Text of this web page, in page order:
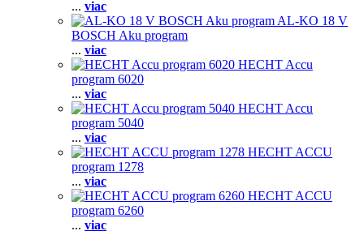
... viac
AL-KO 18 V
BOSCH Aku program
... viac
HECHT Accu
program 6020
... viac
HECHT Accu
program 5040
... viac
HECHT ACCU
program 1278
... viac
HECHT ACCU
program 6260
... viac